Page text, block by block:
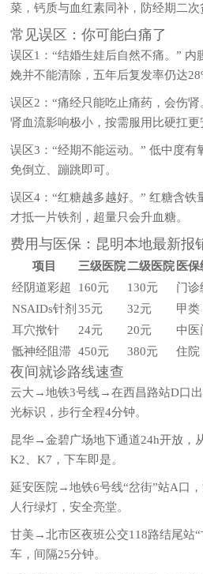
菜，钙质与血红素同补，防经期二次
常见误区：你可能白痛了
误区1：“结婚生娃后自然不痛。” 内
娩并不能清除，五年后复发率仍达
误区2：“痛经只能吃止痛药，会伤
肾血流影响极小，按需服用比硬扛更
误区3：“经期不能运动。” 低中度有
免倒立、蹦跳即可。
误区4：“红糖越多越好。” 红糖含铁
才抵一片铁剂，超量只会升血糖。
费用与医保：昆明本地最新报
项目 三级医院二级医院 医
经阴道彩超
160元 130元 门诊
NSAIDs针剂 35元 32元 甲类
耳穴揿针
24元 20元 中医
骶神经阻滞 450元 380元 住院
夜间就诊路线速查
云大→地铁3号线→在西昌路站D口
光标识，步行全程4分钟。
昆华→金碧广场地下通道24h开放，
K2、K7，下车即是。
延安医院→地铁6号线“岔街”站A口
人行绿灯，安全亮堂。
甘美→北市区夜班公交118路结尾站
车，间隔25分钟。